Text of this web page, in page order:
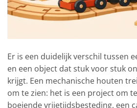
Er is een duidelijk verschil tussen
en een object dat stuk voor stuk
krijgt. Een mechanische houten
om te zien: het is een project om
boeiende vrijetijdsbesteding, een